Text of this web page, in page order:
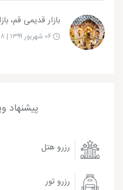
بازار قدیمی قم،
پیشنهاد
رزرو هتل
رزرو تور